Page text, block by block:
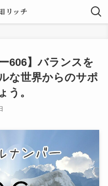
606】バランスを
な世界からのサポ
う。